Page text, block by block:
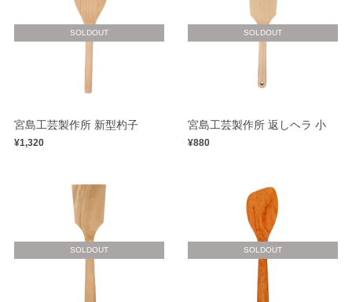
SOLDOUT
宮島工芸製作所 新型杓子
¥1,320
SOLDOUT
宮島工芸製作所 返しヘラ 小
¥880
SOLDOUT SOLDOUT